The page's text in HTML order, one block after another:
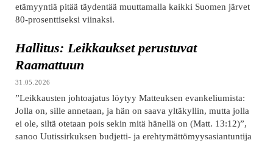
etämyyntiä pitää täydentää muuttamalla kaikki Suomen järvet
80-prosenttiseksi viinaksi.
Hallitus: Leikkaukset perustuvat
Raamattuun
31.05.2026
”Leikkausten johtoajatus löytyy Matteuksen evankeliumista:
Jolla on, sille annetaan, ja hän on saava yltäkyllin, mutta jolla
ei ole, siltä otetaan pois sekin mitä hänellä on (Matt. 13:12)”,
sanoo Uutissirkuksen budjetti- ja erehtymättömyysasiantuntija